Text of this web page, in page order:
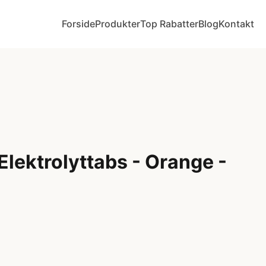
ForsideProdukterTop RabatterBlogKontakt
- Orange -